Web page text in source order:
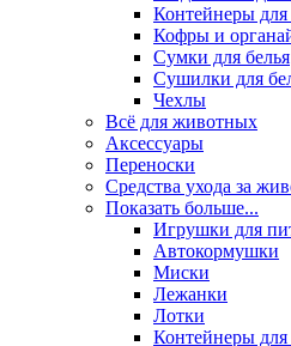
Контейнеры для
Кофры и
Сумки для белья
Сушилки для
Чехлы
Всё для животных
Аксесcуары
Переноски
Средства ухода за
Показать больше...
Игрушки для
Автокормушки
Миски
Лежанки
Лотки
Контейнеры для